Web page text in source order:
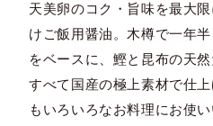
天美卵のコク・旨味を最大
けご飯用醤油。木樽で一年
をベースに、鰹と昆布の天
すべて国産の極上素材で仕
もいろいろなお料理にお使い